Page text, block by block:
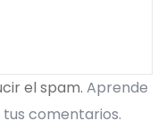
el spam. Aprende
comentarios.